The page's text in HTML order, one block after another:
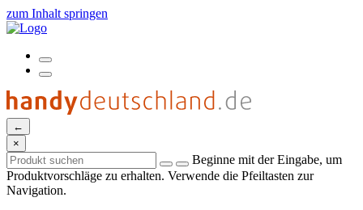
zum Inhalt springen
←
×
Beginne mit der Eingabe, um
Produktvorschläge zu erhalten. Verwende die Pfeiltasten zur
Navigation.